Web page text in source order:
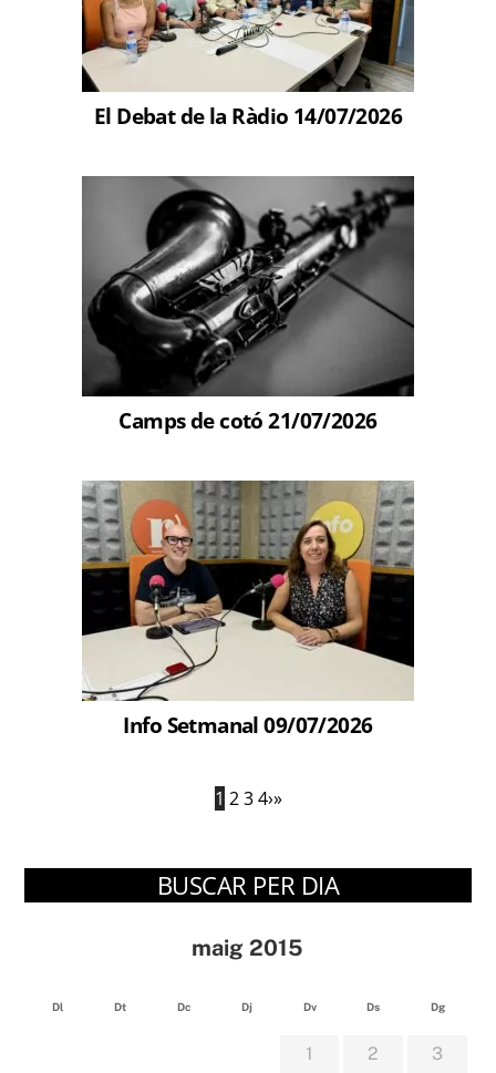
El Debat de la Ràdio 14/07/2026
Camps de cotó 21/07/2026
Info Setmanal 09/07/2026
1 2 3 4›»
BUSCAR PER DIA
maig 2015
Dl Dt Dc Dj Dv Ds Dg
1 2 3